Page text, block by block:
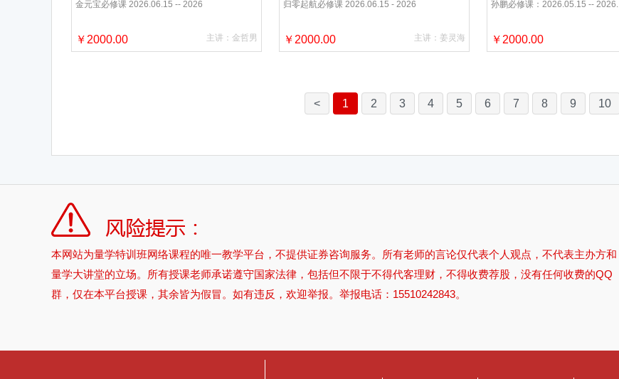
金元宝必修课 2026.06.15 -- 2026
主讲：金哲男
￥2000.00
归零起航必修课 2026.06.15 - 2026
主讲：姜灵海
￥2000.00
孙鹏必修课：2026.05.15 -- 2026.
￥2000.00
< 1 2 3 4 5 6 7 8 9 10
本网站为量学特训班网络课程的唯一教学平台，不提供证券咨询服务。所有老师的言论仅代表个人观点，不代表主办方和
量学大讲堂的立场。所有授课老师承诺遵守国家法律，包括但不限于不得代客理财，不得收费荐股，没有任何收费的QQ
群，仅在本平台授课，其余皆为假冒。如有违反，欢迎举报。举报电话：15510242843。